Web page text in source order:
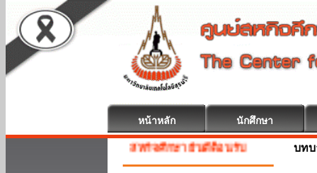
หน้าหลัก นักศึกษา
สหกิจศึกษา ยินดีต้อนรับ บทบ